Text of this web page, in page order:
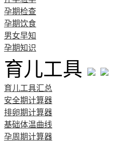
孕期检查
孕期饮食
男女早知
孕期知识
育儿工具
育儿工具汇总
安全期计算器
排卵期计算器
基础体温曲线
孕周期计算器